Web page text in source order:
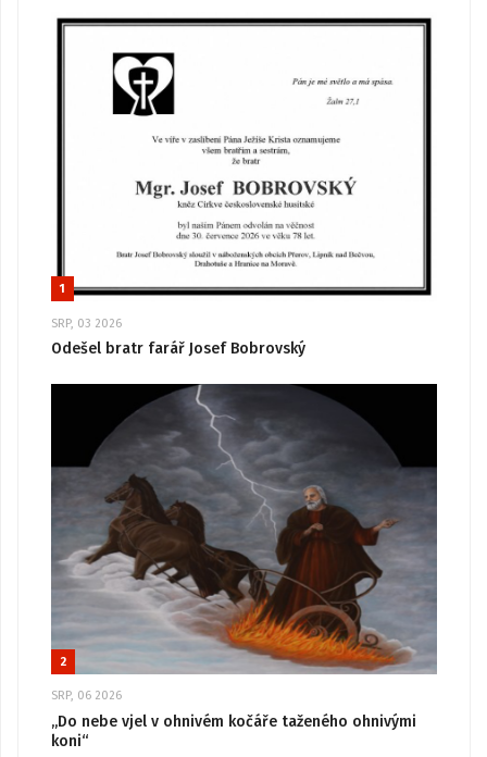
1
SRP, 03 2026
Odešel bratr farář Josef Bobrovský
2
SRP, 06 2026
„Do nebe vjel v ohnivém kočáře taženého ohnivými
koni“